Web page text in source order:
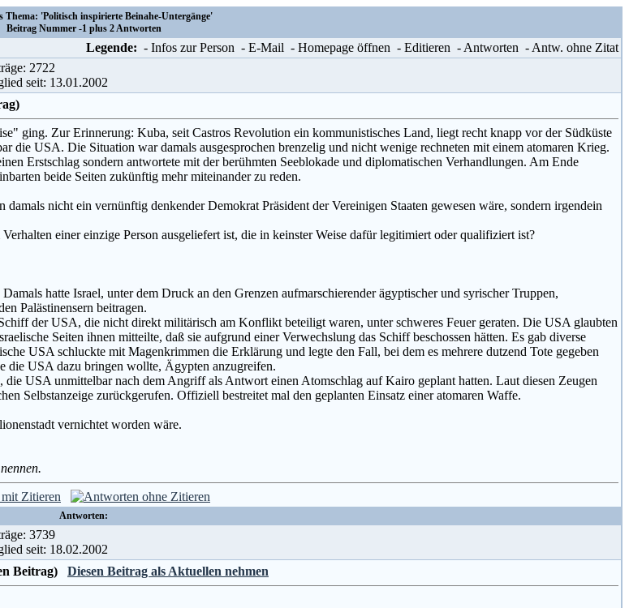
Thema: 'Politisch inspirierte Beinahe-Untergänge'
Beitrag Nummer -1 plus 2 Antworten
Legende: - Infos zur Person - E-Mail - Homepage öffnen - Editieren - Antworten - Antw. ohne Zitat
2722
seit: 13.01.2002
ging. Zur Erinnerung: Kuba, seit Castros Revolution ein kommunistisches Land, liegt recht knapp vor der Südküste
USA. Die Situation war damals ausgesprochen brenzelig und nicht wenige rechneten mit einem atomaren Krieg.
Erstschlag sondern antwortete mit der berühmten Seeblokade und diplomatischen Verhandlungen. Am Ende
beide Seiten zukünftig mehr miteinander zu reden.
nicht ein vernünftig denkender Demokrat Präsident der Vereinigen Staaten gewesen wäre, sondern irgendein
einer einzige Person ausgeliefert ist, die in keinster Weise dafür legitimiert oder qualifiziert ist?
hatte Israel, unter dem Druck an den Grenzen aufmarschierender ägyptischer und syrischer Truppen,
Palästinensern beitragen.
der USA, die nicht direkt militärisch am Konflikt beteiligt waren, unter schweres Feuer geraten. Die USA glaubten
Seiten ihnen mitteilte, daß sie aufgrund einer Verwechslung das Schiff beschossen hätten. Es gab diverse
USA schluckte mit Magenkrimmen die Erklärung und legte den Fall, bei dem es mehrere dutzend Tote gegeben
die USA dazu bringen wollte, Ägypten anzugreifen.
USA unmittelbar nach dem Angriff als Antwort einen Atomschlag auf Kairo geplant hatten. Laut diesen Zeugen
Selbstanzeige zurückgerufen. Offiziell bestreitet mal den geplanten Einsatz einer atomaren Waffe.
vernichtet worden wäre.
Antworten:
3739
seit: 18.02.2002
Beitrag) Diesen Beitrag als Aktuellen nehmen